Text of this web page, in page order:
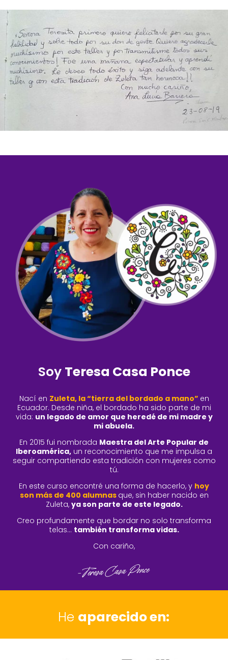
Soy Teresa Casa Ponce
Nací en Zuleta, la “tierra del bordado a mano” en
Ecuador. Desde niña, el bordado ha sido parte de mi
vida: un legado de amor que heredé de mi madre y
mi abuela.
En 2015 fui nombrada Maestra del Arte Popular de
Iberoamérica, un reconocimiento que me impulsa a
seguir compartiendo esta tradición con mujeres como
tú.
En este curso encontré una forma de hacerlo, y hoy
son más de 400 alumnas que,sin haber nacido en
Zuleta, ya son parte de este legado.
Creo profundamente que bordar no solo transforma
telas… también transforma vidas.
Con cariño,
He aparecido en: